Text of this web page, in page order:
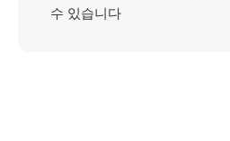
수 있습니다